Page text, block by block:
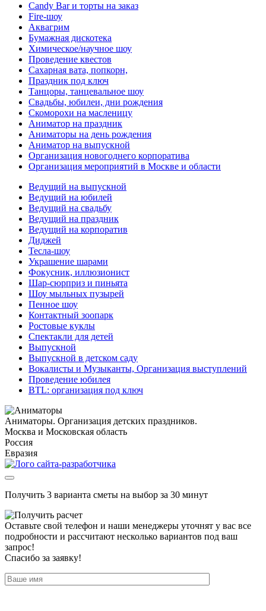
Candy Bar и торты на заказ
Fire-шоу
Аквагрим
Бумажная дискотека
Химическое/научное шоу
Проведение квестов
Сахарная вата, попкорн,
Праздник под ключ
Танцоры, танцевальное шоу
Свадьбы, юбилеи, дни рождения
Скоморохи на масленицу
Аниматор на праздник
Аниматоры на день рождения
Аниматор на выпускной
Организация новогоднего корпоратива
Организация мероприятий в Москве и области
Ведущий на выпускной
Ведущий на юбилей
Ведущий на свадьбу
Ведущий на праздник
Ведущий на корпоратив
Диджей
Тесла-шоу
Украшение шарами
Фокусник, иллюзионист
Шар-сюрприз и пиньята
Шоу мыльных пузырей
Пенное шоу
Контактный зоопарк
Ростовые куклы
Спектакли для детей
Выпускной
Выпускной в детском саду
Вокалисты и Музыканты, Организация выступлений
Проведение юбилея
BTL: организация под ключ
Аниматоры. Организация детских праздников.
Москва и Московская область
Россия
Евразия
Получить 3 варианта сметы на выбор за 30 минут
Оставьте свой телефон и наши менеджеры уточнят у вас все
подробности и рассчитают несколько вариантов под ваш
запрос!
Спасибо за заявку!